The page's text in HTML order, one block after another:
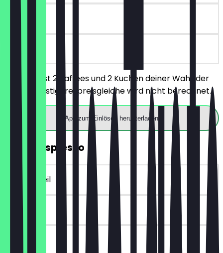
90 Tage
vor Ort
Du bestellst 2 Kaffees und 2 Kuchen deiner Wahl, der
jeweils günstigere/preisgleiche wird nicht berechnet.
App zum Einlösen herunterladen
GRATIS Espresso
~5 € Vorteil
vor Ort